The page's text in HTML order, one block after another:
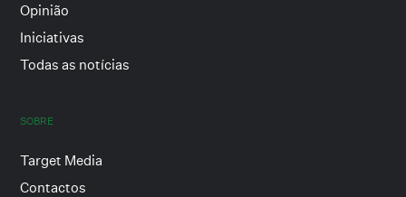
Opinião
Iniciativas
Todas as notícias
SOBRE
Target Media
Contactos